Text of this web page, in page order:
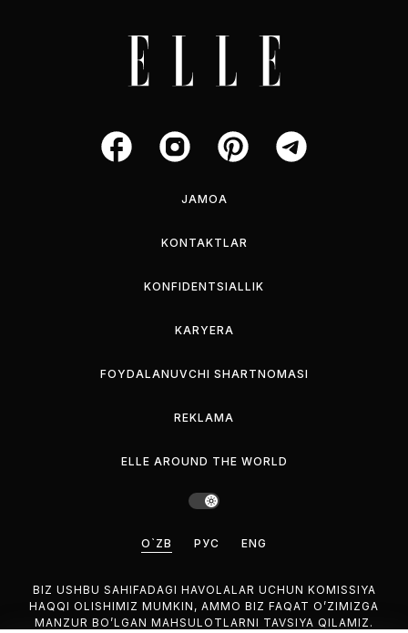
JAMOA
KONTAKTLAR
KONFIDENTSIALLIK
KARYERA
FOYDALANUVCHI SHARTNOMASI
REKLAMA
ELLE AROUND THE WORLD
O`ZB РУС ENG
BIZ USHBU SAHIFADAGI HAVOLALAR UCHUN KOMISSIYA
HAQQI OLISHIMIZ MUMKIN, AMMO BIZ FAQAT O’ZIMIZGA
MANZUR BO’LGAN MAHSULOTLARNI TAVSIYA QILAMIZ.